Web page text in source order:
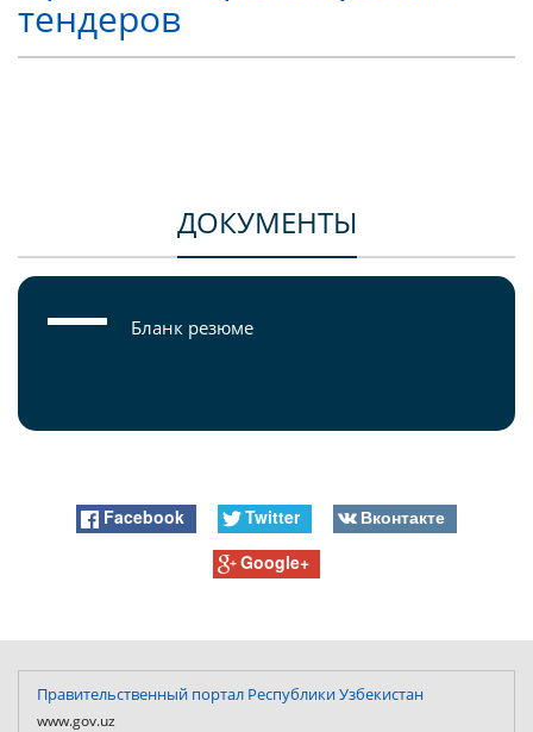
тендеров
ДОКУМЕНТЫ
Бланк резюме
Facebook Twitter
Вконтакте
Google+
Правительственный портал Республики Узбекистан
www.gov.uz